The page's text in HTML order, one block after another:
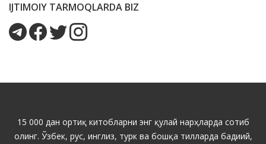
IJTIMOIY TARMOQLARDA BIZ
15 000 дан ортиқ китобларни энг қулай нарҳларда сотиб
олинг. Ўзбек, рус, инглиз, турк ва бошқа тилларда бадиий,